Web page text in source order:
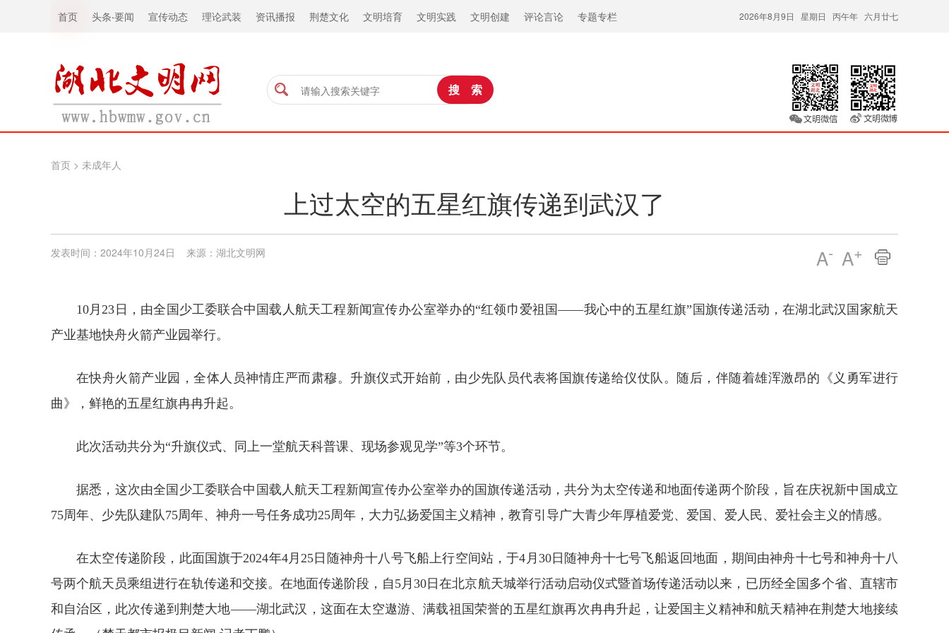
首页 头条·要闻 宣传动态 理论武装 资讯播报 荆楚文化 文明培育 文明实践 文明创建 评论言论 专题专栏 2026年8月9日 星期日 丙午年 六月廿七
首页 > 未成年人
上过太空的五星红旗传递到武汉了
A- A+
发表时间：2024年10月24日 来源：湖北文明网
10月23日，由全国少工委联合中国载人航天工程新闻宣传办公室举办的“红领巾爱祖国——我心中的五星红旗”国旗传递活动，在湖北武汉国家航天
产业基地快舟火箭产业园举行。
在快舟火箭产业园，全体人员神情庄严而肃穆。升旗仪式开始前，由少先队员代表将国旗传递给仪仗队。随后，伴随着雄浑激昂的《义勇军进行
曲》，鲜艳的五星红旗冉冉升起。
此次活动共分为“升旗仪式、同上一堂航天科普课、现场参观见学”等3个环节。
据悉，这次由全国少工委联合中国载人航天工程新闻宣传办公室举办的国旗传递活动，共分为太空传递和地面传递两个阶段，旨在庆祝新中国成立
75周年、少先队建队75周年、神舟一号任务成功25周年，大力弘扬爱国主义精神，教育引导广大青少年厚植爱党、爱国、爱人民、爱社会主义的情感。
在太空传递阶段，此面国旗于2024年4月25日随神舟十八号飞船上行空间站，于4月30日随神舟十七号飞船返回地面，期间由神舟十七号和神舟十八
号两个航天员乘组进行在轨传递和交接。在地面传递阶段，自5月30日在北京航天城举行活动启动仪式暨首场传递活动以来，已历经全国多个省、直辖市
和自治区，此次传递到荆楚大地——湖北武汉，这面在太空遨游、满载祖国荣誉的五星红旗再次冉冉升起，让爱国主义精神和航天精神在荆楚大地接续